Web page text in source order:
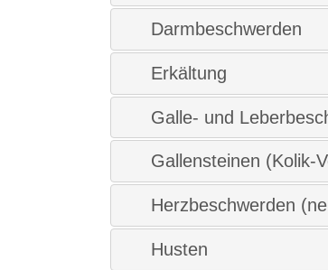
Darmbeschwerden
Erkältung
Galle- und
Gallensteinen (Kolik-
Herzbeschwerden
Husten